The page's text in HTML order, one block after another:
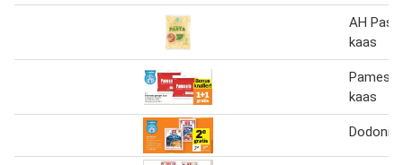
AH
kaas
kaas
Dodoni